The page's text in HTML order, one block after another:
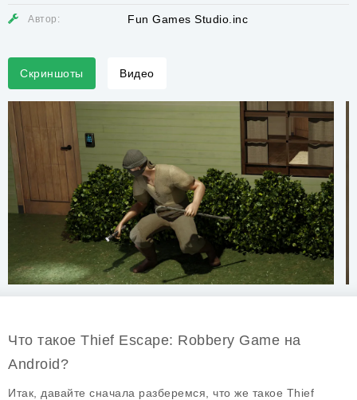
Автор: Fun Games Studio.inc
Скриншоты Видео
Что такое Thief Escape: Robbery Game на
Android?
Итак, давайте сначала разберемся, что же такое Thief